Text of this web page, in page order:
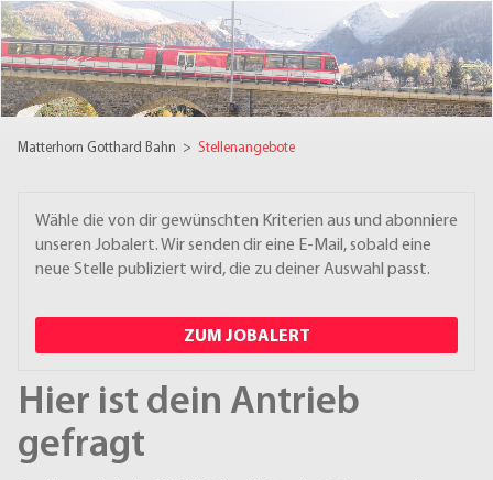
Matterhorn Gotthard Bahn > Stellenangebote
Wähle die von dir gewünschten Kriterien aus und abonniere
unseren Jobalert. Wir senden dir eine E-Mail, sobald eine
neue Stelle publiziert wird, die zu deiner Auswahl passt.
ZUM JOBALERT
Hier ist dein Antrieb
gefragt